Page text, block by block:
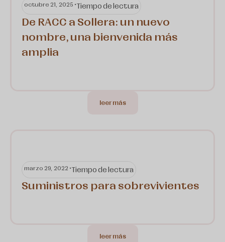
octubre 21, 2025 •Tiempo de lectura
De RACC a Sollera: un nuevo
nombre, una bienvenida más
amplia
leer más
marzo 29, 2022 •Tiempo de lectura
Suministros para sobrevivientes
leer más